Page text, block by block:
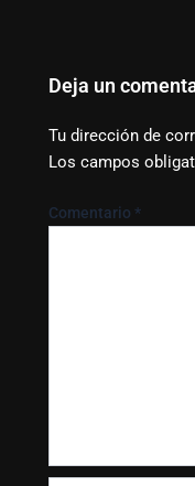
Deja un
Tu dirección de
Los campos
Comentario*